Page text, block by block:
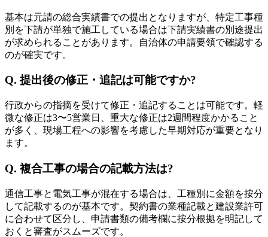
基本は元請の総合実績書での提出となりますが、特定工事種
別を下請が単独で施工している場合は下請実績書の別途提出
が求められることがあります。自治体の申請要領で確認する
のが確実です。
Q. 提出後の修正・追記は可能ですか?
行政からの指摘を受けて修正・追記することは可能です。軽
微な修正は3〜5営業日、重大な修正は2週間程度かかること
が多く、現場工程への影響を考慮した早期対応が重要となり
ます。
Q. 複合工事の場合の記載方法は?
通信工事と電気工事が混在する場合は、工種別に金額を按分
して記載するのが基本です。契約書の業種記載と建設業許可
に合わせて区分し、申請書類の備考欄に按分根拠を明記して
おくと審査がスムーズです。